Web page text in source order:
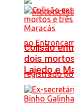
Colisão
dois
Lajedo e